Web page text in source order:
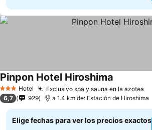
3 Estrellas
Hotel Exclusivo spa y sauna en la azotea
Pinpon Hotel Hiroshima
6,7 929 a 1.4 km de: Estación de Hiroshima
Elige fechas para ver los precios exactos